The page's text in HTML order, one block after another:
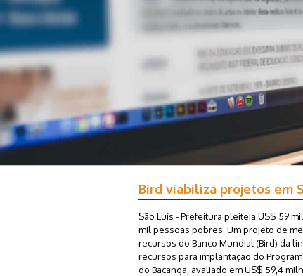
Bird viabiliza projetos em
São Luís - Prefeitura pleiteia US$ 59
mil pessoas pobres. Um projeto de
recursos do Banco Mundial (Bird) da
recursos para implantação do
do Bacanga, avaliado em US$ 59,4